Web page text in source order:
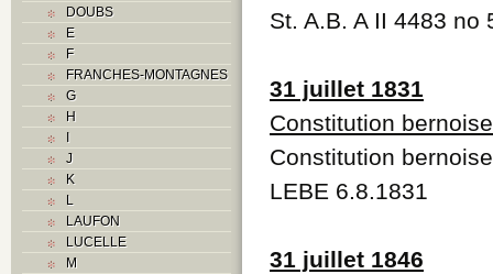
DOUBS
E
F
FRANCHES-MONTAGNES
G
H
I
J
K
L
LAUFON
LUCELLE
M
St. A.B. A II 4483 no
31 juillet 1831
Constitution
Constitution
LEBE 6.8.1831
31 juillet 1846